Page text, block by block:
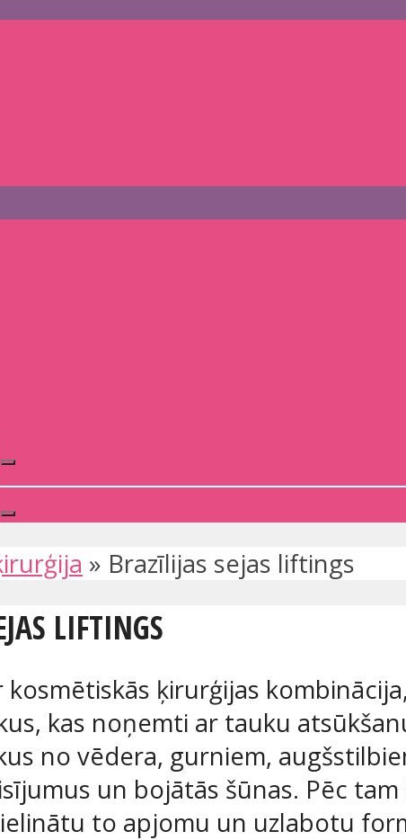
» Brazīlijas sejas liftings
LIFTINGS
ķirurģijas
kas noņemti ar tauku
no vēdera, gurniem,
un bojātās šūnas. Pēc
to apjomu un uzlabotu